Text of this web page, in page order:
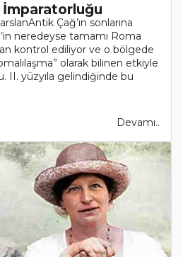
İmparatorluğu
Çağ’ın sonlarına
neredeyse tamamı Roma
kontrol ediliyor ve o bölgede
olarak bilinen etkiyle
II. yüzyıla gelindiğinde bu
Devamı..